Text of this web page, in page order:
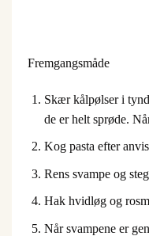
Fremgangsmåde
Skær kålpølser i
de er helt sprøde.
Kog pasta efter
Rens svampe og
Hak hvidløg og
Når svampene er